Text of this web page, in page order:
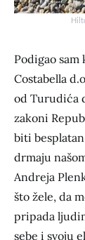
Podigao
Costabella
od Turudića
zakoni
biti
drmaju
Andreja
što žele, da
pripada
sebe i svoju